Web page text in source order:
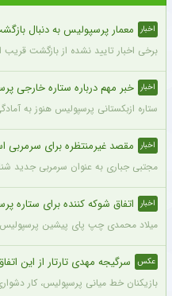
اخبار معمار پرسپولیس به دنبال بازگشت به
برخی اخبار تایید نشده از بازگشت
اخبار خبر مهم درباره ستاره خارجی
ستاره ازبکستانی پرسپولیس هنوز به
اخبار مقصد غیرمنتظره برای سرمربی
مجتبی جباری به عنوان سرمربی جدید
اخبار اتفاق شوکه کننده برای ستاره
میلاد محمدی چپ‌ پای پیشین پرسپولیس
عکس سرگیجه مهدی تارتار از این
بازیکنان خط میانی پرسپولیس، کار